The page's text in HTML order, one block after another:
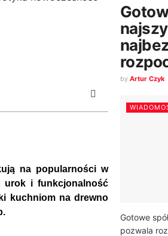
na popularności w
urok i funkcjonalność
kuchniom na drewno
by Artur Czyk
Gotowe
pozwala